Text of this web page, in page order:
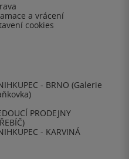
a vrácení
cookies
- BRNO (Galerie
PRODEJNY
- KARVINÁ